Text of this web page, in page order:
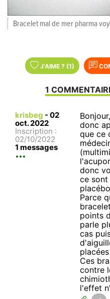
Bracelet mal de mer pharma
J'AIME ? (1)
1
krisbeg - 02
oct. 2022
Inscription :
02/10/2022
1 messages
Bonjour,
donc
que ce
donc
ce sont
Parce
points
parle
cas
Ces
contre
l'effet